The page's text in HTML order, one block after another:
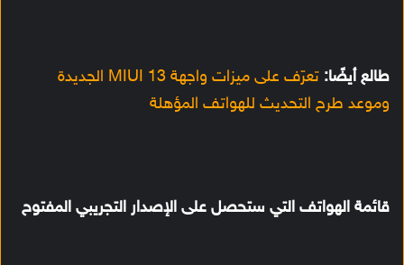
طالع أيضًا:
تعرّف على ميزات واجهة MIUI 13 الجديدة
وموعد طرح التحديث للهواتف المؤهلة
قائمة الهواتف التي ستحصل على الإصدار التجريبي المفتوح